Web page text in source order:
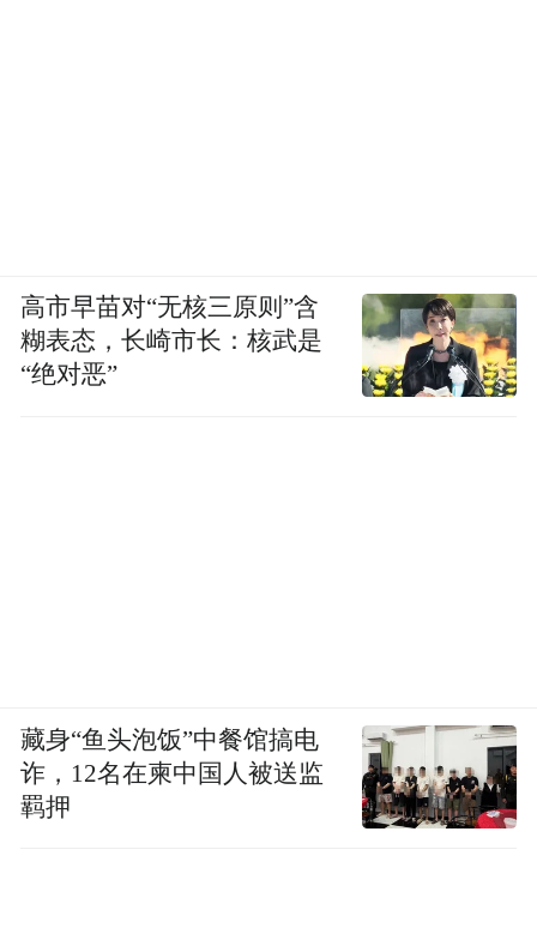
高市早苗对“无核三原则”含
糊表态，长崎市长：核武是
“绝对恶”
藏身“鱼头泡饭”中餐馆搞电
诈，12名在柬中国人被送监
羁押